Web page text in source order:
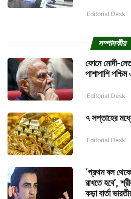
Editorial Desk
সম্পাদকীয়
ফোনে মোদী-
পাশাপাশি
Editorial Desk
৭ সপ্তাহের
Editorial Desk
‘প্রথম বল
রাখতে হবে’,
কড়া বার্তা